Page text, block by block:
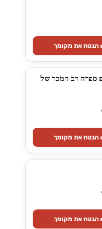
הבטח את מקומך
ספרה רב המכר של
הבטח את מקומך
הבטח את מקומך